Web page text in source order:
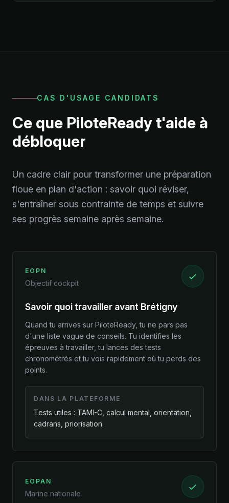
CAS D'USAGE CANDIDATS
Ce que PiloteReady t'aide à
débloquer
Un cadre clair pour transformer une préparation
floue en plan d'action : savoir quoi réviser,
s'entraîner sous contrainte de temps et suivre
ses progrès semaine après semaine.
EOPN
Objectif cockpit
Savoir quoi travailler avant Brétigny
Quand tu arrives sur PiloteReady, tu ne pars pas
d'une liste vague de conseils. Tu identifies les
épreuves à travailler, tu lances des tests
chronométrés et tu vois rapidement où tu perds des
points.
DANS LA PLATEFORME
Tests utiles : TAMI-C, calcul mental, orientation,
cadrans, priorisation.
EOPAN
Marine nationale